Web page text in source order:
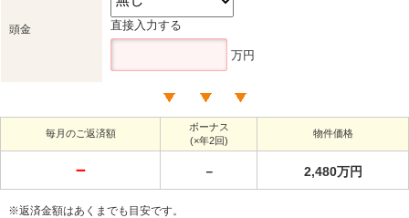
頭金 直接入力する
万円
毎月のご返済額
ボーナス
(×年2回)
物件価格
－ － 2,480万円
※返済金額はあくまでも目安です。